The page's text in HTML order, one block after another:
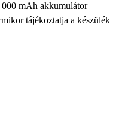
000 mAh akkumulátor
tájékoztatja a készülék